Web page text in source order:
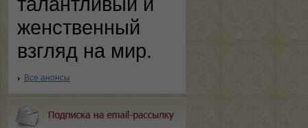
женственный
взгляд на мир.
Все анонсы